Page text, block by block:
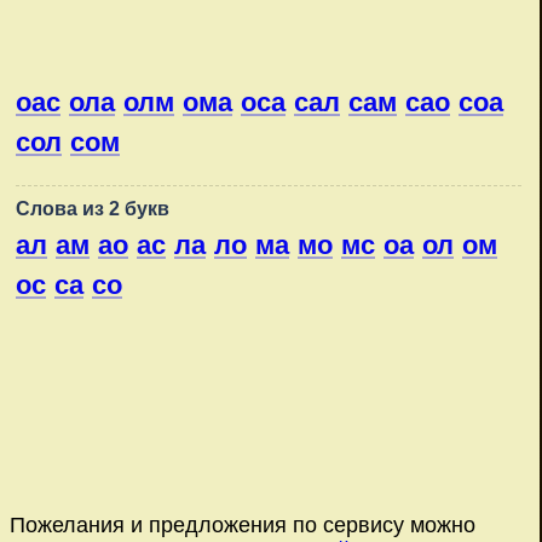
оас ола олм ома оса сал сам сао соа
сол сом
Слова из 2 букв
ал ам ао ас ла ло ма мо мс оа ол ом
ос са со
Пожелания и предложения по сервису можно